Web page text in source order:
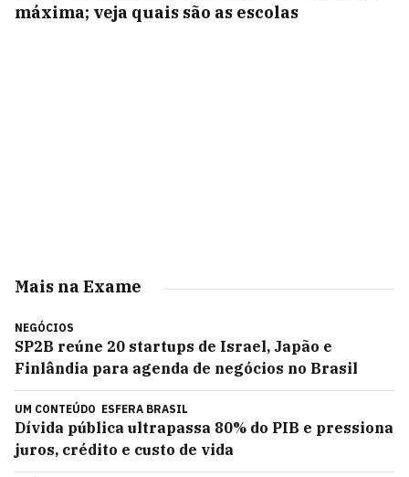
máxima; veja quais são as escolas
Mais na Exame
NEGÓCIOS
SP2B reúne 20 startups de Israel, Japão e
Finlândia para agenda de negócios no Brasil
UM CONTEÚDO ESFERA BRASIL
Dívida pública ultrapassa 80% do PIB e pressiona
juros, crédito e custo de vida